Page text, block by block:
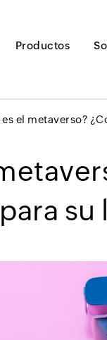
Productos
es el metaverso?
su